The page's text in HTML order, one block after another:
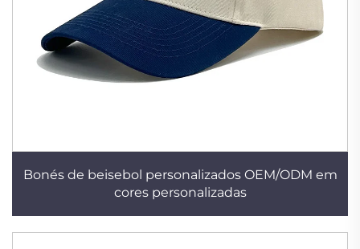
Bonés de beisebol personalizados OEM/ODM em
cores personalizadas